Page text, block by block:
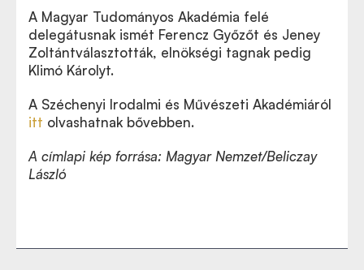
A Magyar Tudományos Akadémia felé
delegátusnak ismét Ferencz Győzőt és Jeney
Zoltántválasztották, elnökségi tagnak pedig
Klimó Károlyt.
A Széchenyi Irodalmi és Művészeti Akadémiáról
itt olvashatnak bővebben.
A címlapi kép forrása: Magyar Nemzet/Beliczay
László